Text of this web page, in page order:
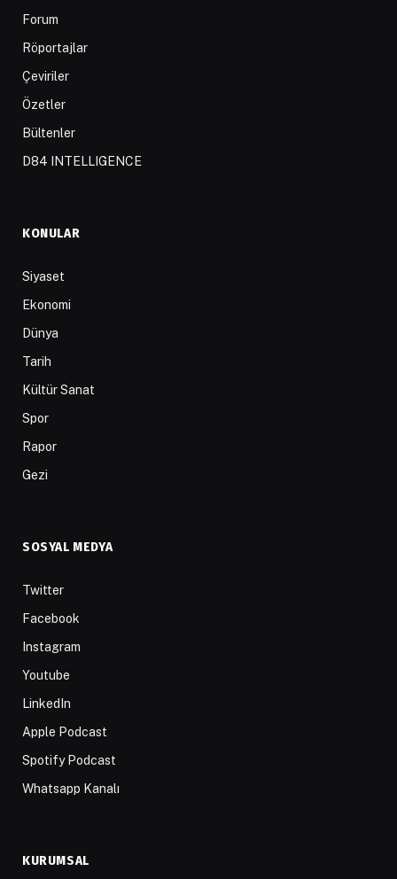
Forum
Röportajlar
Çeviriler
Özetler
Bültenler
D84 INTELLIGENCE
KONULAR
Siyaset
Ekonomi
Dünya
Tarih
Kültür Sanat
Spor
Rapor
Gezi
SOSYAL MEDYA
Twitter
Facebook
Instagram
Youtube
LinkedIn
Apple Podcast
Spotify Podcast
Whatsapp Kanalı
KURUMSAL